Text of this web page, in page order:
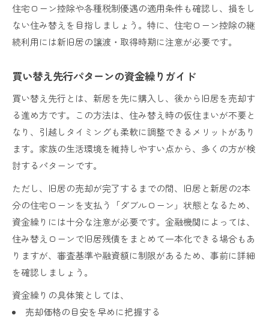
住宅ローン控除や各種税制優遇の適用条件も確認し、損をし
ない住み替えを目指しましょう。特に、住宅ローン控除の継
続利用には新旧居の譲渡・取得時期に注意が必要です。
買い替え先行パターンの資金繰りガイド
買い替え先行とは、新居を先に購入し、後から旧居を売却す
る進め方です。この方法は、住み替え時の仮住まいが不要と
なり、引越しタイミングも柔軟に調整できるメリットがあり
ます。家族の生活環境を維持しやすい点から、多くの方が検
討するパターンです。
ただし、旧居の売却が完了するまでの間、旧居と新居の2本
分の住宅ローンを支払う「ダブルローン」状態となるため、
資金繰りには十分な注意が必要です。金融機関によっては、
住み替えローンで旧居残債をまとめて一本化できる場合もあ
りますが、審査基準や融資額に制限があるため、事前に詳細
を確認しましょう。
資金繰りの具体策としては、
売却価格の目安を早めに把握する